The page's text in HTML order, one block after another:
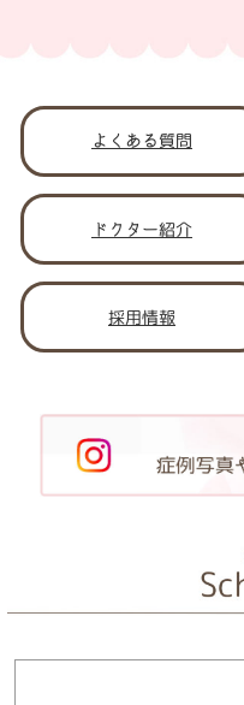
よくある質問
ドクター紹介
採用情報